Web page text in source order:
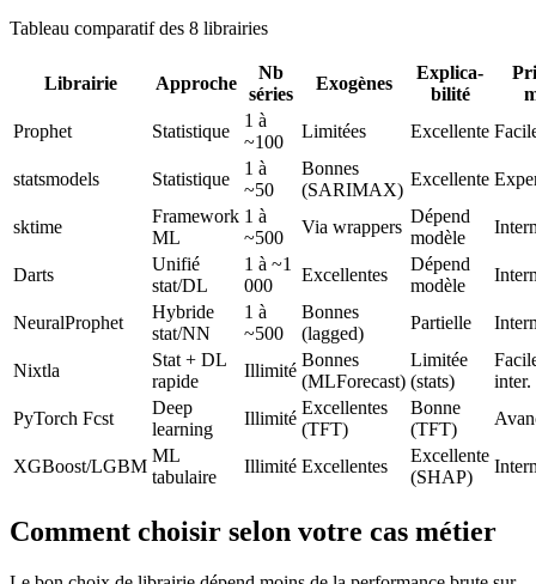
Tableau comparatif des 8 librairies
Librairie Approche
Nb
séries
Exogènes
Explica-
bilité
Prophet
Statistique
1 à
~100
Limitées Excellente
statsmodels Statistique
1 à
~50
Bonnes
(SARIMAX)
Excellente
sktime
Framework
ML
1 à
~500
Via wrappers
Dépend
modèle
Darts
Unifié
stat/DL
1 à ~1
000
Excellentes
Dépend
modèle
NeuralProphet
Hybride
stat/NN
1 à
~500
Bonnes
(lagged)
Partielle
Nixtla
Stat + DL
rapide
Illimité
Bonnes
(MLForecast)
Limitée
(stats)
inter.
PyTorch Fcst
Deep
learning
Illimité
Excellentes
(TFT)
Bonne
(TFT)
XGBoost/LGBM
ML
tabulaire
Illimité Excellentes
Excellente
(SHAP)
Comment choisir selon votre cas métier